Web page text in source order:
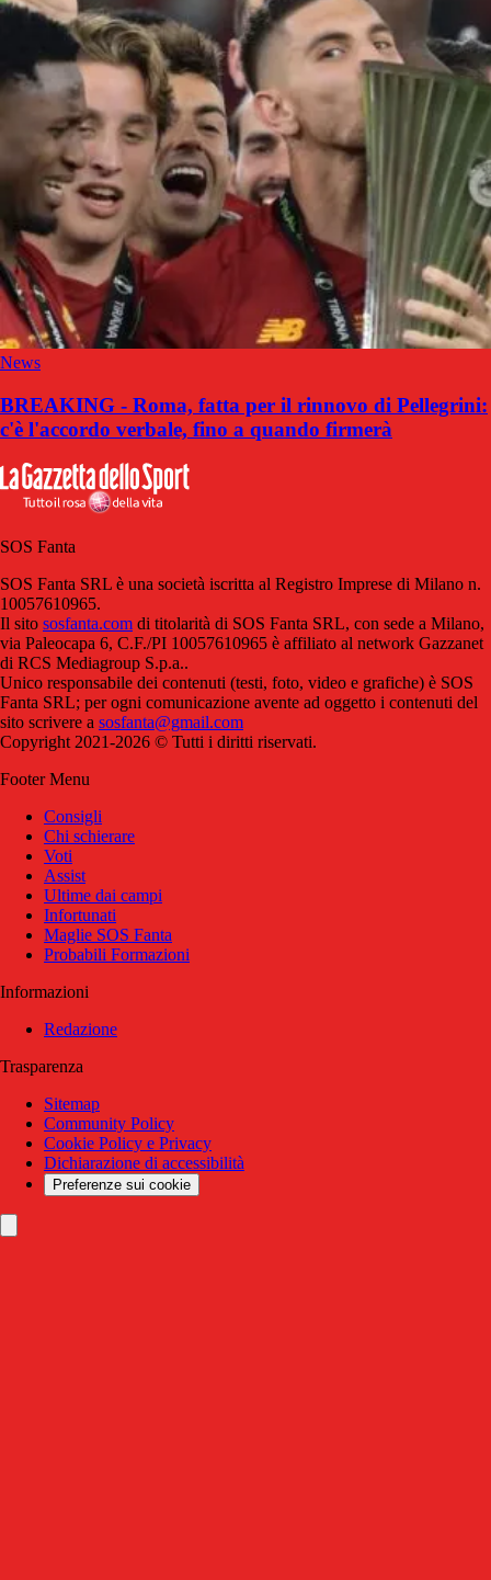
News
BREAKING - Roma, fatta per il rinnovo di Pellegrini:
c'è l'accordo verbale, fino a quando firmerà
SOS Fanta
SOS Fanta SRL è una società iscritta al Registro Imprese di Milano n.
10057610965.
Il sito sosfanta.com di titolarità di SOS Fanta SRL, con sede a Milano,
via Paleocapa 6, C.F./PI 10057610965 è affiliato al network Gazzanet
di RCS Mediagroup S.p.a..
Unico responsabile dei contenuti (testi, foto, video e grafiche) è SOS
Fanta SRL; per ogni comunicazione avente ad oggetto i contenuti del
sito scrivere a sosfanta@gmail.com
Copyright 2021-2026 © Tutti i diritti riservati.
Footer Menu
Consigli
Chi schierare
Voti
Assist
Ultime dai campi
Infortunati
Maglie SOS Fanta
Probabili Formazioni
Informazioni
Redazione
Trasparenza
Sitemap
Community Policy
Cookie Policy e Privacy
Dichiarazione di accessibilità
Preferenze sui cookie